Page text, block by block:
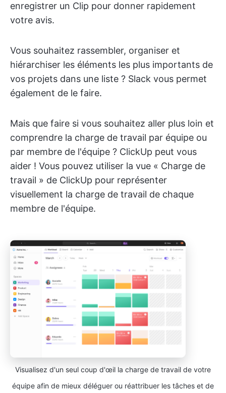
enregistrer un Clip pour donner rapidement
votre avis.
Vous souhaitez rassembler, organiser et
hiérarchiser les éléments les plus importants de
vos projets dans une liste ? Slack vous permet
également de le faire.
Mais que faire si vous souhaitez aller plus loin et
comprendre la charge de travail par équipe ou
par membre de l'équipe ? ClickUp peut vous
aider ! Vous pouvez utiliser la vue « Charge de
travail » de ClickUp pour représenter
visuellement la charge de travail de chaque
membre de l'équipe.
Visualisez d'un seul coup d'œil la charge de travail de votre
équipe afin de mieux déléguer ou réattribuer les tâches et de